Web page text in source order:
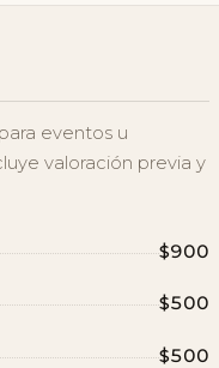
eventos u
valoración previa y
$900
$500
$500